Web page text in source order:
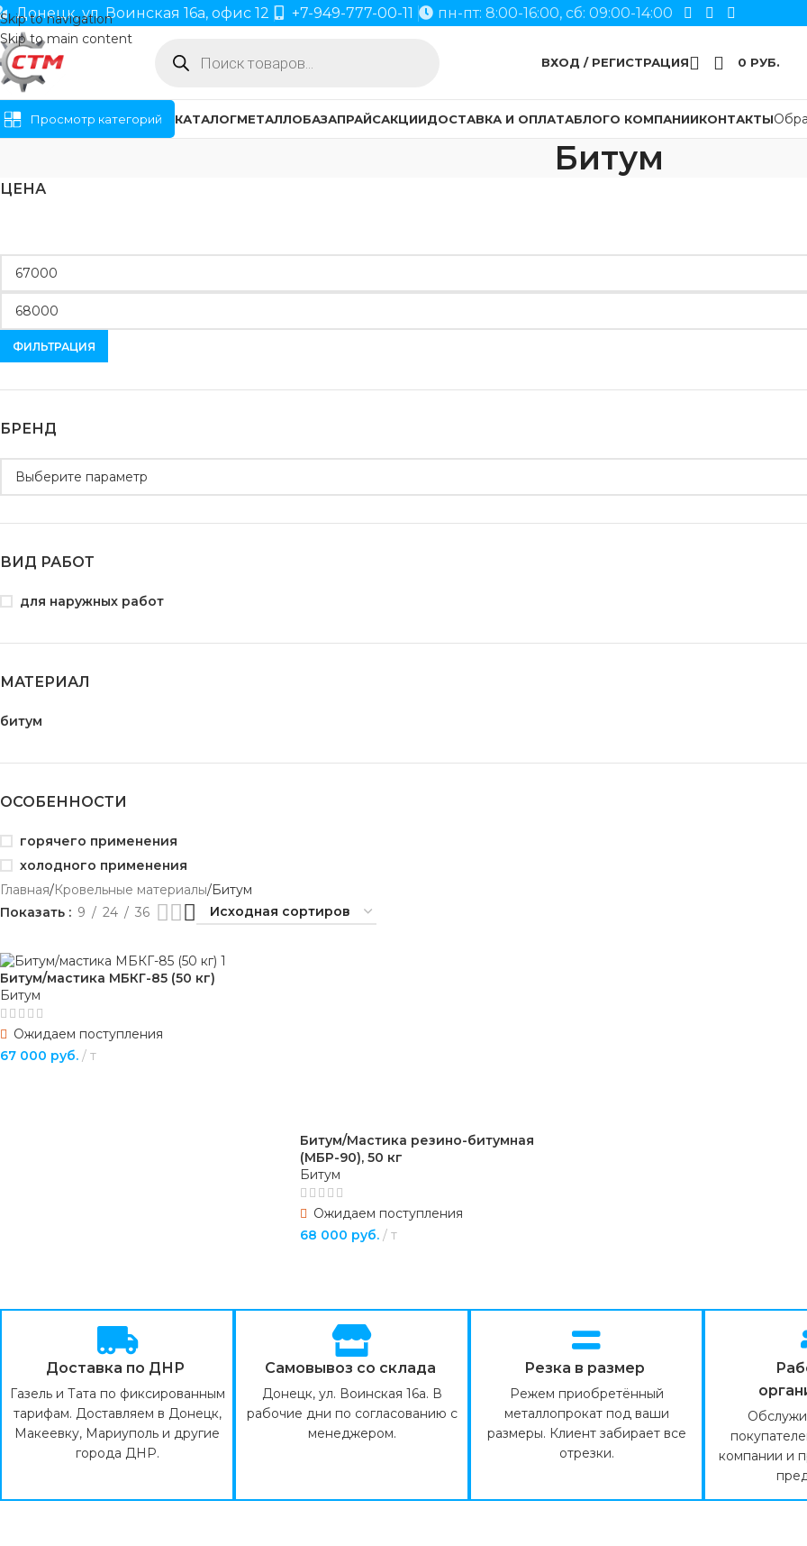
Skip to navigation
Skip to main content
Донецк, ул. Воинская 16а, офис 12 +7-949-777-00-11 пн-пт: 8:00-16:00, сб: 09:00-14:00
ВХОД / РЕГИСТРАЦИЯ 0 РУБ.
Просмотр категорий КАТАЛОГМЕТАЛЛОБАЗАПРАЙСАКЦИИДОСТАВКА И ОПЛАТАБЛОГО КОМПАНИИКОНТАКТЫ
Битум
ЦЕНА
ФИЛЬТРАЦИЯ
БРЕНД
ВИД РАБОТ
для наружных работ
МАТЕРИАЛ
битум
ОСОБЕННОСТИ
горячего применения
холодного применения
Главная Кровельные материалы Битум
Показать
9 24 36
Битум/мастика МБКГ-85 (50 кг)
Битум
Ожидаем поступления
67 000 руб. т
Битум/Мастика резино-битумная
(МБР-90), 50 кг
Битум
Ожидаем поступления
68 000 руб. т
Доставка по ДНР
Газель и Тата по фиксированным
тарифам. Доставляем в Донецк,
Макеевку, Мариуполь и другие
города ДНР.
Самовывоз со склада
Донецк, ул. Воинская 16а. В
рабочие дни по согласованию с
менеджером.
Резка в размер
Режем приобретённый
металлопрокат под ваши
размеры. Клиент забирает все
отрезки.
компании и